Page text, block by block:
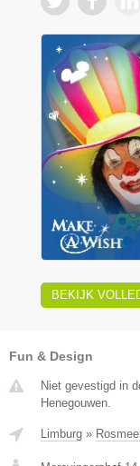
BEKIJK
Fun & Design
Niet gevestigd in
Henegouwen.
Limburg »